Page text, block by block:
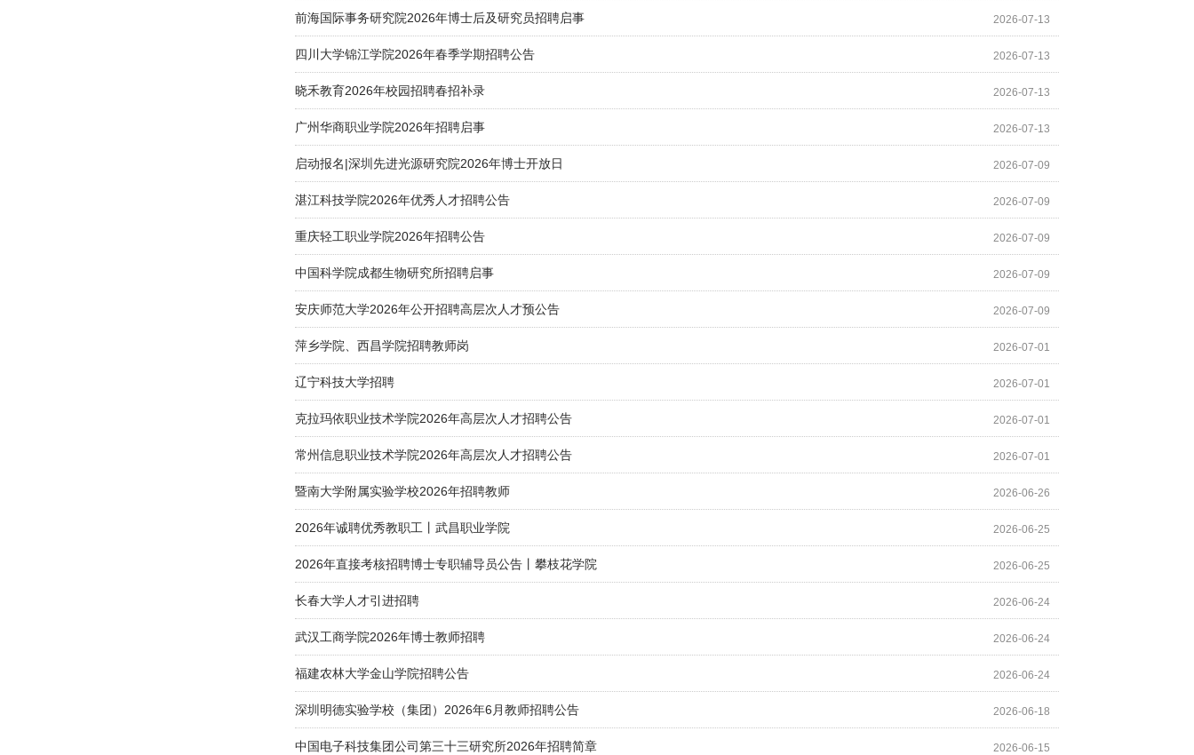
2026-07-13
前海国际事务研究院2026年博士后及研究员招聘启事
2026-07-13
四川大学锦江学院2026年春季学期招聘公告
2026-07-13
晓禾教育2026年校园招聘春招补录
2026-07-13
广州华商职业学院2026年招聘启事
2026-07-09
启动报名|深圳先进光源研究院2026年博士开放日
2026-07-09
湛江科技学院2026年优秀人才招聘公告
2026-07-09
重庆轻工职业学院2026年招聘公告
2026-07-09
中国科学院成都生物研究所招聘启事
2026-07-09
安庆师范大学2026年公开招聘高层次人才预公告
2026-07-01
萍乡学院、西昌学院招聘教师岗
2026-07-01
辽宁科技大学招聘
2026-07-01
克拉玛依职业技术学院2026年高层次人才招聘公告
2026-07-01
常州信息职业技术学院2026年高层次人才招聘公告
2026-06-26
暨南大学附属实验学校2026年招聘教师
2026-06-25
2026年诚聘优秀教职工丨武昌职业学院
2026-06-25
2026年直接考核招聘博士专职辅导员公告丨攀枝花学院
2026-06-24
长春大学人才引进招聘
2026-06-24
武汉工商学院2026年博士教师招聘
2026-06-24
福建农林大学金山学院招聘公告
2026-06-18
深圳明德实验学校（集团）2026年6月教师招聘公告
2026-06-15
中国电子科技集团公司第三十三研究所2026年招聘简章